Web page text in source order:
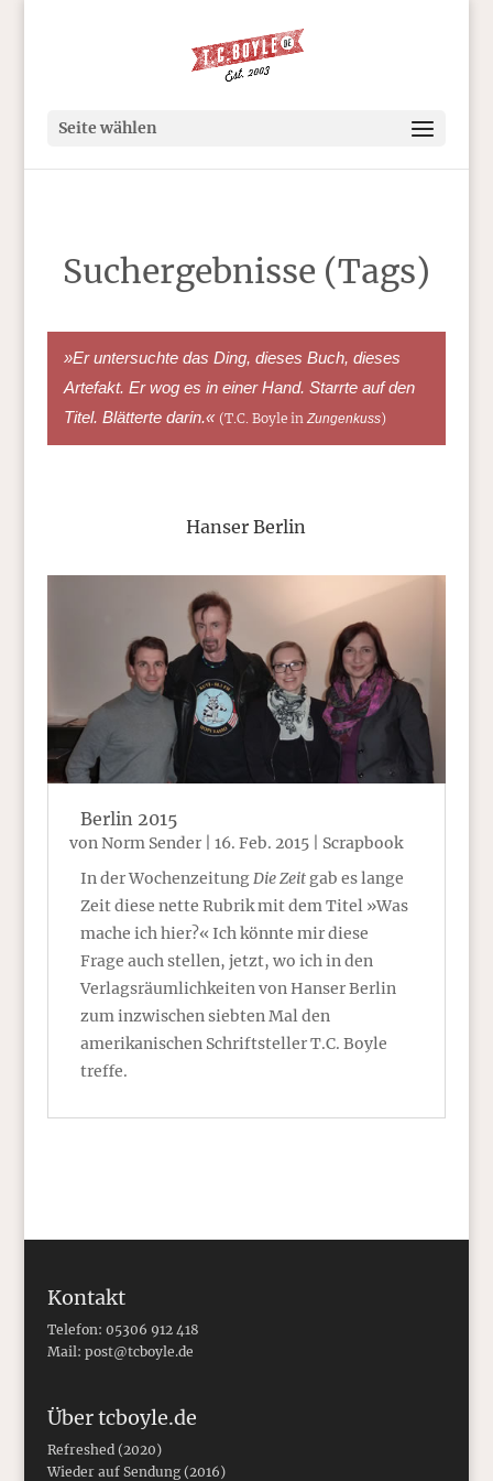
Seite wählen
Suchergebnisse (Tags)
»Er untersuchte das Ding, dieses Buch, dieses
Artefakt. Er wog es in einer Hand. Starrte auf den
Titel. Blätterte darin.« (T.C. Boyle in Zungenkuss)
Hanser Berlin
Berlin 2015
vonNorm Sender| 16. Feb. 2015| Scrapbook
In der WochenzeitungDie Zeitgab es lange
Zeit diese nette Rubrik mit dem Titel »Was
mache ich hier?« Ich könnte mir diese
Frage auch stellen, jetzt, wo ich in den
Verlagsräumlichkeiten von Hanser Berlin
zum inzwischen siebten Mal den
amerikanischen Schriftsteller T.C. Boyle
treffe.
Kontakt
Telefon: 05306 912 418
Mail: post@tcboyle.de
Über tcboyle.de
Refreshed (2020)
Wieder auf Sendung (2016)